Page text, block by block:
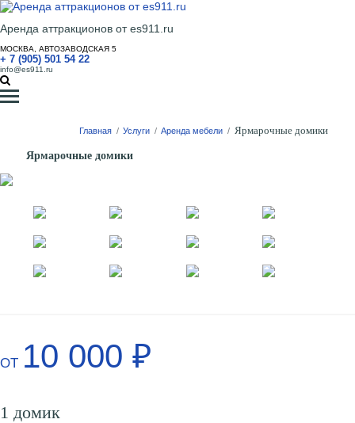
Аренда аттракционов от es911.ru
МОСКВА, АВТОЗАВОДСКАЯ 5
+ 7 (905) 501 54 22
info@es911.ru
Главная / Услуги / Аренда мебели / Ярмарочные домики
Ярмарочные домики
ОТ 10 000 ₽
1 домик